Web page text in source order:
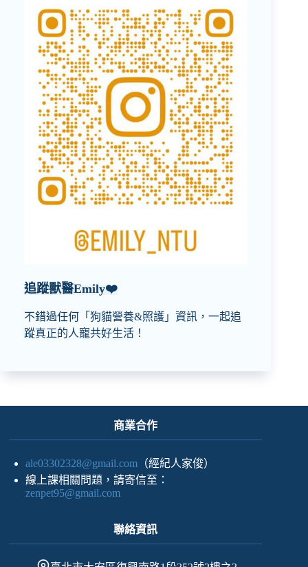
追蹤獸醫Emily❤️
不錯過任何「狗貓營養&照護」資訊，一起追
蹤真正的人寵共好生活！
商業合作
ale03302328@gmail.com （經紀人家俊）
線上課相關問題，請寄信至：
zenpet95@gmail.com
聯絡資訊